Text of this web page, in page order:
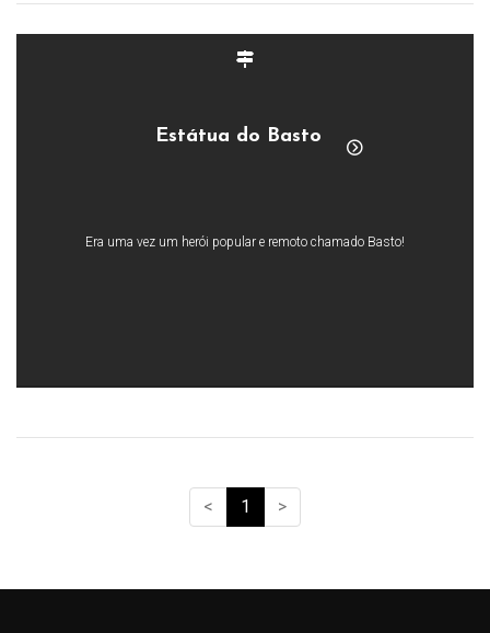
Estátua do Basto
Era uma vez um herói popular e remoto chamado Basto!
< 1 >